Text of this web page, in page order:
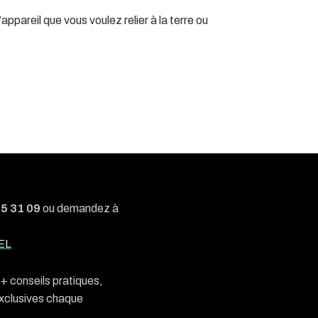
que vous voulez relier à la terre ou
31 09 ou demandez à
conseils pratiques,
chaque